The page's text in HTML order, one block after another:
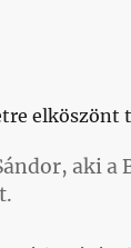
elköszönt
aki a